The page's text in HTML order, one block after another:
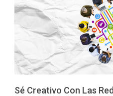
Sé Creativo Con Las